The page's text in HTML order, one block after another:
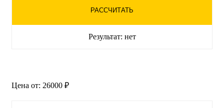
РАССЧИТАТЬ
Результат: нет
Цена от: 26000 ₽